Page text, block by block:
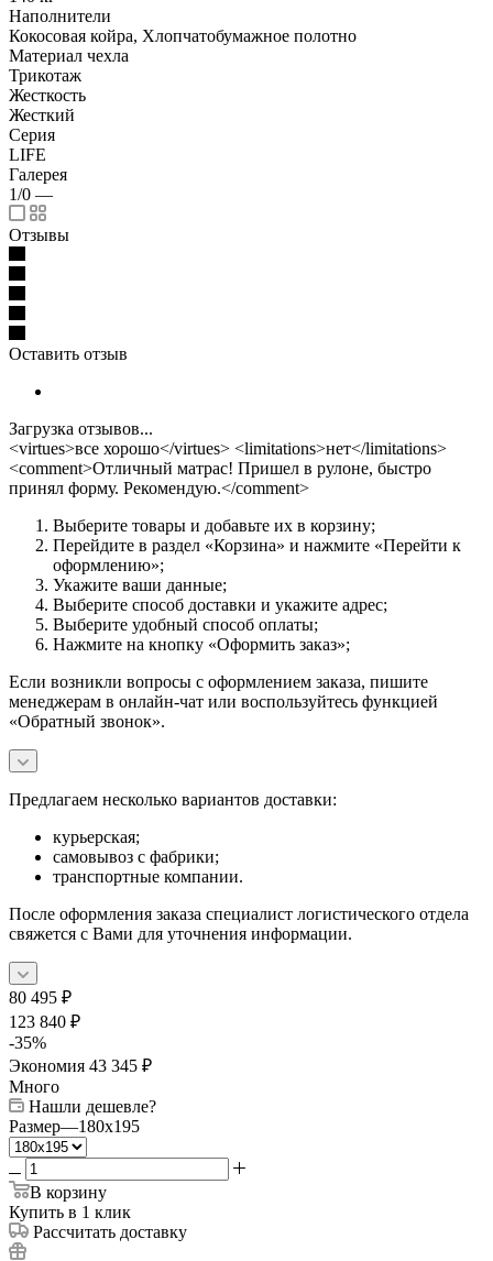
Наполнители
Кокосовая койра, Хлопчатобумажное полотно
Материал чехла
Трикотаж
Жесткость
Жесткий
Серия
LIFE
Галерея
1/0 —
Отзывы
Оставить отзыв
Загрузка отзывов...
<virtues>все хорошо</virtues> <limitations>нет</limitations>
<comment>Отличный матрас! Пришел в рулоне, быстро
принял форму. Рекомендую.</comment>
Выберите товары и добавьте их в корзину;
Перейдите в раздел «Корзина» и нажмите «Перейти к
оформлению»;
Укажите ваши данные;
Выберите способ доставки и укажите адрес;
Выберите удобный способ оплаты;
Нажмите на кнопку «Оформить заказ»;
Если возникли вопросы с оформлением заказа, пишите
менеджерам в онлайн-чат или воспользуйтесь функцией
«Обратный звонок».
Предлагаем несколько вариантов доставки:
курьерская;
самовывоз с фабрики;
транспортные компании.
После оформления заказа специалист логистического отдела
свяжется с Вами для уточнения информации.
80 495 ₽
123 840 ₽
-35%
Экономия 43 345 ₽
Много
Нашли дешевле?
Размер—180x195
В корзину
Купить в 1 клик
Рассчитать доставку